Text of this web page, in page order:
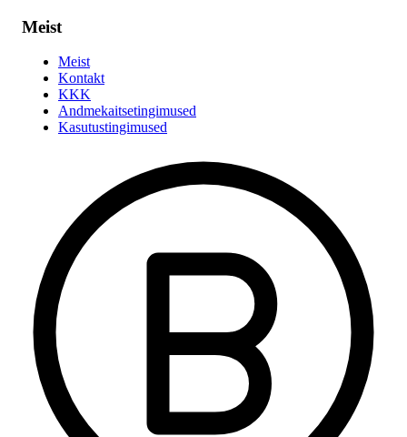
Meist
Meist
Kontakt
KKK
Andmekaitsetingimused
Kasutustingimused